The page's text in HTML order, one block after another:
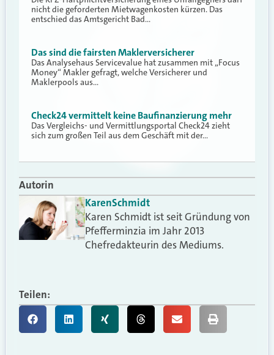
nicht die geforderten Mietwagenkosten kürzen. Das
entschied das Amtsgericht Bad…
Das sind die fairsten Maklerversicherer
Das Analysehaus Servicevalue hat zusammen mit „Focus
Money“ Makler gefragt, welche Versicherer und
Maklerpools aus…
Check24 vermittelt keine Baufinanzierung mehr
Das Vergleichs- und Vermittlungsportal Check24 zieht
sich zum großen Teil aus dem Geschäft mit der…
Autorin
KarenSchmidt
Karen Schmidt ist seit Gründung von
Pfefferminzia im Jahr 2013
Chefredakteurin des Mediums.
Teilen: